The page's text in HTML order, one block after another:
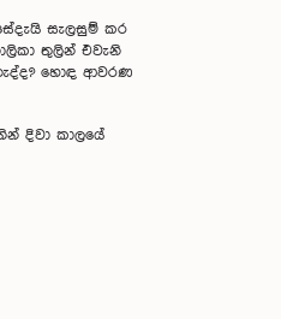
සැලසුම් කර
තුලින් එවැනි
හොඳ ආවරණ
දිවා කාලයේ